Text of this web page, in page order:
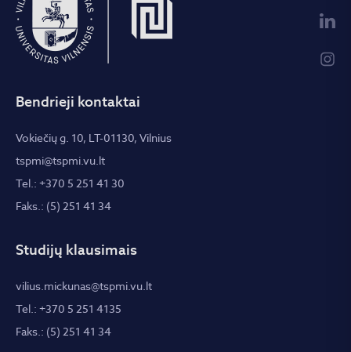
Bendrieji kontaktai
Vokiečių g. 10, LT-01130, Vilnius
tspmi@tspmi.vu.lt
Tel.: +370 5 251 41 30
Faks.: (5) 251 41 34
Studijų klausimais
vilius.mickunas@tspmi.vu.lt
Tel.: +370 5 251 4135
Faks.: (5) 251 41 34